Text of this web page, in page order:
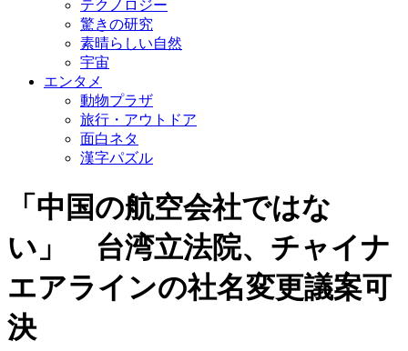
テクノロジー
驚きの研究
素晴らしい自然
宇宙
エンタメ
動物プラザ
旅行・アウトドア
面白ネタ
漢字パズル
「中国の航空会社ではな
い」 台湾立法院、チャイナ
エアラインの社名変更議案可
決